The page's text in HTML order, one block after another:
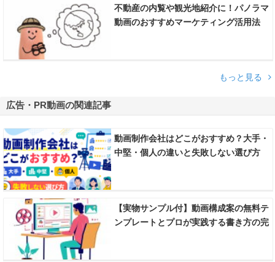
不動産の内覧や観光地紹介に！パノラマ
動画のおすすめマーケティング活用法
もっと見る
広告・PR動画の関連記事
動画制作会社はどこがおすすめ？大手・
中堅・個人の違いと失敗しない選び方
【実物サンプル付】動画構成案の無料テ
ンプレートとプロが実践する書き方の完